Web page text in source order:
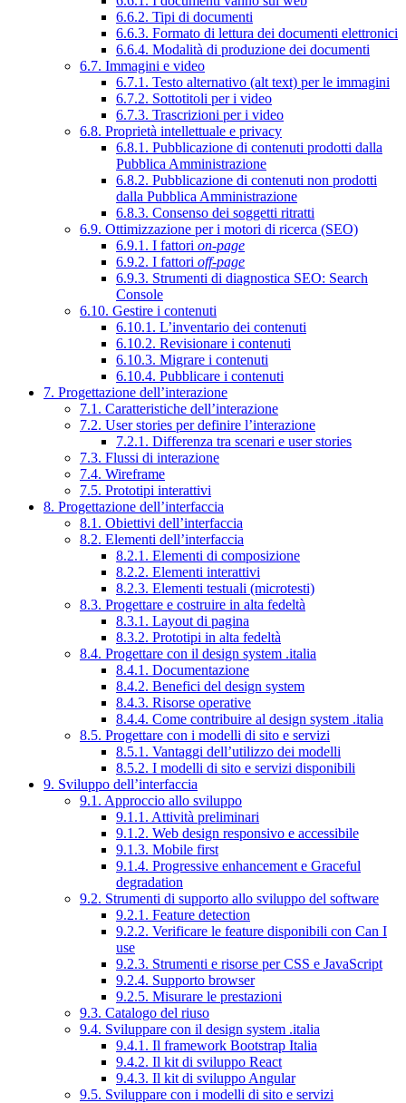
6.6.2. Tipi di documenti
6.6.3. Formato di lettura dei documenti elettronici
6.6.4. Modalità di produzione dei documenti
6.7. Immagini e video
6.7.1. Testo alternativo (alt text) per le immagini
6.7.2. Sottotitoli per i video
6.7.3. Trascrizioni per i video
6.8. Proprietà intellettuale e privacy
6.8.1. Pubblicazione di contenuti prodotti dalla
Pubblica Amministrazione
6.8.2. Pubblicazione di contenuti non prodotti
dalla Pubblica Amministrazione
6.8.3. Consenso dei soggetti ritratti
6.9. Ottimizzazione per i motori di ricerca (SEO)
6.9.1. I fattori on-page
6.9.2. I fattori off-page
6.9.3. Strumenti di diagnostica SEO: Search
Console
6.10. Gestire i contenuti
6.10.1. L’inventario dei contenuti
6.10.2. Revisionare i contenuti
6.10.3. Migrare i contenuti
6.10.4. Pubblicare i contenuti
7. Progettazione dell’interazione
7.1. Caratteristiche dell’interazione
7.2. User stories per definire l’interazione
7.2.1. Differenza tra scenari e user stories
7.3. Flussi di interazione
7.4. Wireframe
7.5. Prototipi interattivi
8. Progettazione dell’interfaccia
8.1. Obiettivi dell’interfaccia
8.2. Elementi dell’interfaccia
8.2.1. Elementi di composizione
8.2.2. Elementi interattivi
8.2.3. Elementi testuali (microtesti)
8.3. Progettare e costruire in alta fedeltà
8.3.1. Layout di pagina
8.3.2. Prototipi in alta fedeltà
8.4. Progettare con il design system .italia
8.4.1. Documentazione
8.4.2. Benefici del design system
8.4.3. Risorse operative
8.4.4. Come contribuire al design system .italia
8.5. Progettare con i modelli di sito e servizi
8.5.1. Vantaggi dell’utilizzo dei modelli
8.5.2. I modelli di sito e servizi disponibili
9. Sviluppo dell’interfaccia
9.1. Approccio allo sviluppo
9.1.1. Attività preliminari
9.1.2. Web design responsivo e accessibile
9.1.3. Mobile first
9.1.4. Progressive enhancement e Graceful
degradation
9.2. Strumenti di supporto allo sviluppo del software
9.2.1. Feature detection
9.2.2. Verificare le feature disponibili con Can I
use
9.2.3. Strumenti e risorse per CSS e JavaScript
9.2.4. Supporto browser
9.2.5. Misurare le prestazioni
9.3. Catalogo del riuso
9.4. Sviluppare con il design system .italia
9.4.1. Il framework Bootstrap Italia
9.4.2. Il kit di sviluppo React
9.4.3. Il kit di sviluppo Angular
9.5. Sviluppare con i modelli di sito e servizi